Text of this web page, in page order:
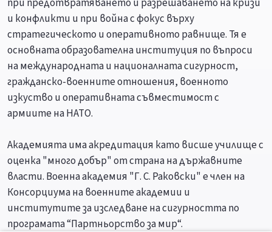
при предотвратяването и разрешаването на кризи
и конфликти и при война с фокус върху
стратегическото и оперативното равнище. Тя е
основната образователна институция по въпроси
на международната и националната сигурност,
гражданско-военните отношения, военното
изкуство и оперативната съвместимост с
армиите на НАТО.
Академията има акредитация като висше училище с
оценка "много добър" от страна на държавните
власти. Военна академия "Г. С. Раковски" е член на
Консорциума на военните академии и
институтите за изследване на сигурността по
програмата “Партньорство за мир“.